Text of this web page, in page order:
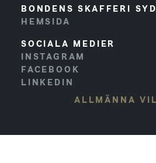
BONDENS SKAFFERI SYD
HEMSIDA
SOCIALA MEDIER
INSTAGRAM
FACEBOOK
LINKEDIN
ALLMÄNNA